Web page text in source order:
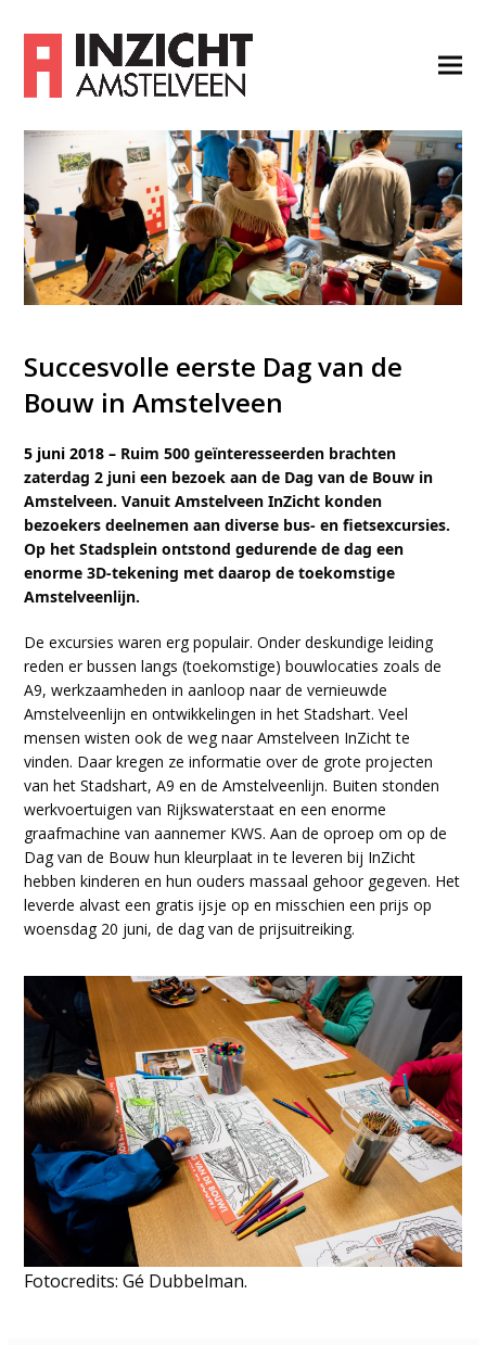
Succesvolle eerste Dag van de
Bouw in Amstelveen
5 juni 2018 – Ruim 500 geïnteresseerden brachten
zaterdag 2 juni een bezoek aan de Dag van de Bouw in
Amstelveen. Vanuit Amstelveen InZicht konden
bezoekers deelnemen aan diverse bus- en fietsexcursies.
Op het Stadsplein ontstond gedurende de dag een
enorme 3D-tekening met daarop de toekomstige
Amstelveenlijn.
De excursies waren erg populair. Onder deskundige leiding
reden er bussen langs (toekomstige) bouwlocaties zoals de
A9, werkzaamheden in aanloop naar de vernieuwde
Amstelveenlijn en ontwikkelingen in het Stadshart. Veel
mensen wisten ook de weg naar Amstelveen InZicht te
vinden. Daar kregen ze informatie over de grote projecten
van het Stadshart, A9 en de Amstelveenlijn. Buiten stonden
werkvoertuigen van Rijkswaterstaat en een enorme
graafmachine van aannemer KWS. Aan de oproep om op de
Dag van de Bouw hun kleurplaat in te leveren bij InZicht
hebben kinderen en hun ouders massaal gehoor gegeven. Het
leverde alvast een gratis ijsje op en misschien een prijs op
woensdag 20 juni, de dag van de prijsuitreiking.
Fotocredits: Gé Dubbelman.